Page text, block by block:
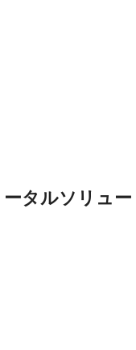
タルソリュー